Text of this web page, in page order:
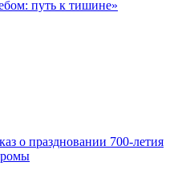
путь к тишине»
о праздновании 700-летия